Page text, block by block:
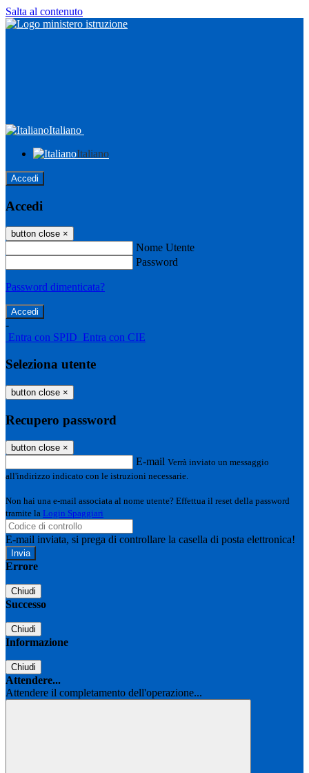
Salta al contenuto
Italiano
Italiano
Accedi
Accedi
button close ×
Nome Utente
Password
Password dimenticata?
-
Entra con SPID Entra con CIE
Seleziona utente
button close ×
Recupero password
button close ×
E-mail Verrà inviato un messaggio
all'indirizzo indicato con le istruzioni necessarie.
Non hai una e-mail associata al nome utente? Effettua il reset della password
tramite la Login Spaggiari
E-mail inviata, si prega di controllare la casella di posta elettronica!
Errore
Chiudi
Successo
Chiudi
Informazione
Chiudi
Attendere...
Attendere il completamento dell'operazione...